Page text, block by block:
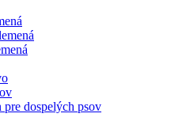
pre dospelých psov